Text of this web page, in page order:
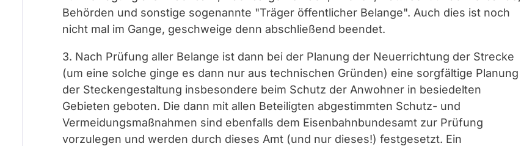
Behörden und sonstige sogenannte "Träger öffentlicher Belange". Auch dies ist noch
nicht mal im Gange, geschweige denn abschließend beendet.
3. Nach Prüfung aller Belange ist dann bei der Planung der Neuerrichtung der Strecke
(um eine solche ginge es dann nur aus technischen Gründen) eine sorgfältige Planung
der Steckengestaltung insbesondere beim Schutz der Anwohner in besiedelten
Gebieten geboten. Die dann mit allen Beteiligten abgestimmten Schutz- und
Vermeidungsmaßnahmen sind ebenfalls dem Eisenbahnbundesamt zur Prüfung
vorzulegen und werden durch dieses Amt (und nur dieses!) festgesetzt. Ein